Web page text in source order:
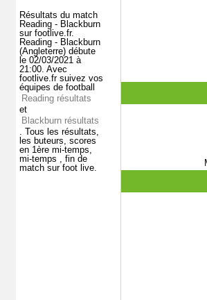
Résultats du match
Reading - Blackburn
sur footlive.fr.
Reading - Blackburn
(Angleterre) débute
le 02/03/2021 à
21:00. Avec
footlive.fr suivez vos
équipes de football
Reading résultats
et
Blackburn résultats
. Tous les résultats,
les buteurs, scores
en 1ère mi-temps,
mi-temps , fin de
match sur foot live.